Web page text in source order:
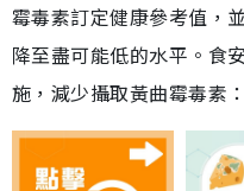
霉毒素訂定健康參考值，
降至盡可能低的水平。食
施，減少攝取黃曲霉毒素：